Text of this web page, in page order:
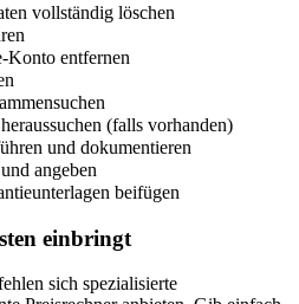
vollständig löschen
entfernen
(falls vorhanden)
und dokumentieren
angeben
beifügen
einbringt
sich spezialisierte